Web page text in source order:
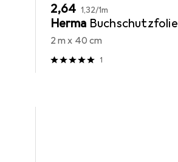
EUR
2,64 EUR
1,32/1m
Herma Buchschutzfolie
2 m x 40 cm
1